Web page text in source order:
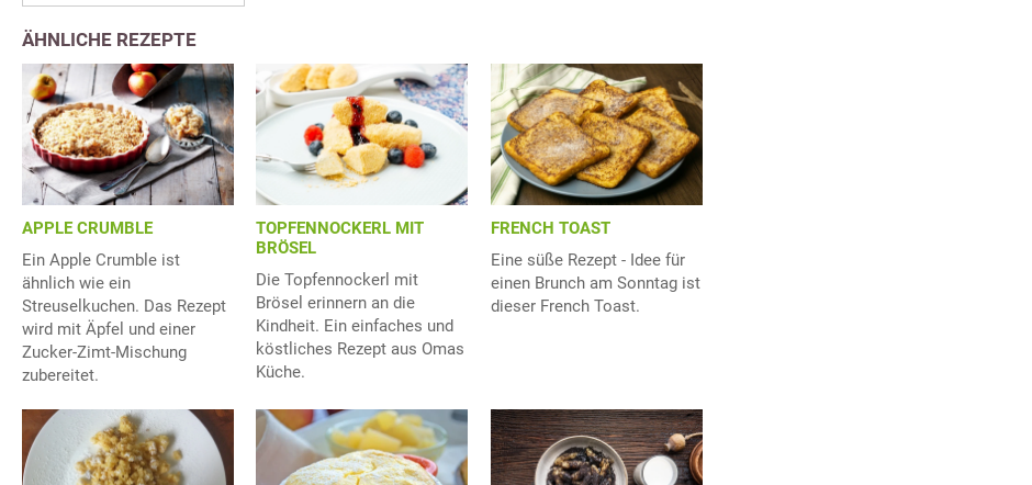
ÄHNLICHE REZEPTE
APPLE CRUMBLE
Ein Apple Crumble ist
ähnlich wie ein
Streuselkuchen. Das Rezept
wird mit Äpfel und einer
Zucker-Zimt-Mischung
zubereitet.
TOPFENNOCKERL MIT
BRÖSEL
Die Topfennockerl mit
Brösel erinnern an die
Kindheit. Ein einfaches und
köstliches Rezept aus Omas
Küche.
FRENCH TOAST
Eine süße Rezept - Idee für
einen Brunch am Sonntag ist
dieser French Toast.